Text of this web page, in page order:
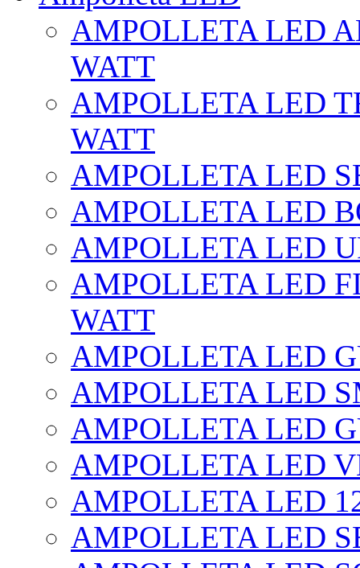
AMPOLLETA LED
WATT
AMPOLLETA LED
WATT
AMPOLLETA LED
AMPOLLETA LED
AMPOLLETA LED
AMPOLLETA LED
WATT
AMPOLLETA LED
AMPOLLETA LED
AMPOLLETA LED
AMPOLLETA LED
AMPOLLETA LED
AMPOLLETA LED